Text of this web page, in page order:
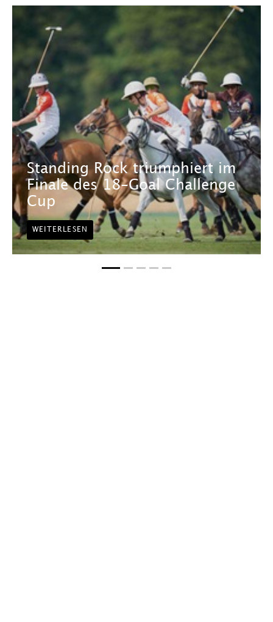
Standing Rock triumphiert im
Finale des 18-Goal Challenge
Cup
WEITERLESEN